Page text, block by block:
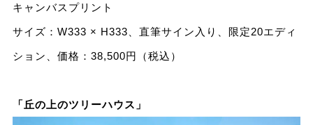
キャンバスプリント
サイズ：W333 × H333、直筆サイン入り、限定20エディ
ション、価格：38,500円（税込）
「丘の上のツリーハウス」